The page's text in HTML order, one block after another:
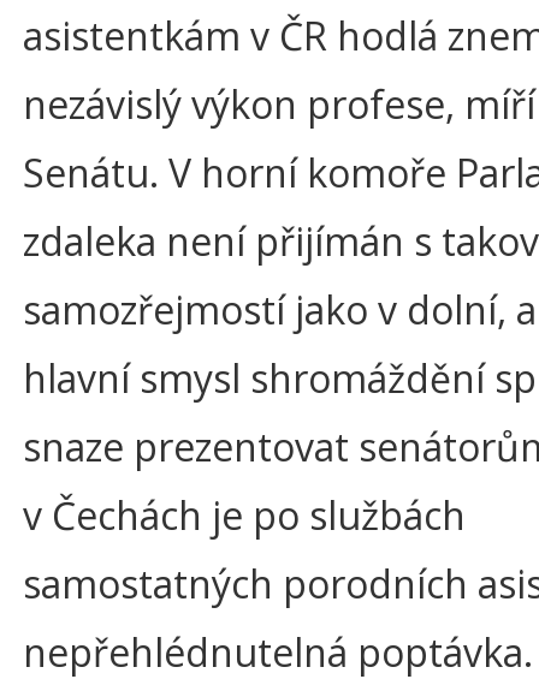
asistentkám v ČR hodlá
nezávislý výkon profese,
Senátu. V horní komoře
zdaleka není přijímán s
samozřejmostí jako v dolní,
hlavní smysl shromáždění
snaze prezentovat
v Čechách je po službách
samostatných porodních
nepřehlédnutelná poptávka.